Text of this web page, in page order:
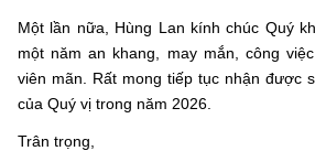
Một lần nữa, Hùng Lan kính chúc Quý
một năm an khang, may mắn, công
viên mãn. Rất mong tiếp tục nhận được
của Quý vị trong năm 2026.
Trân trọng,